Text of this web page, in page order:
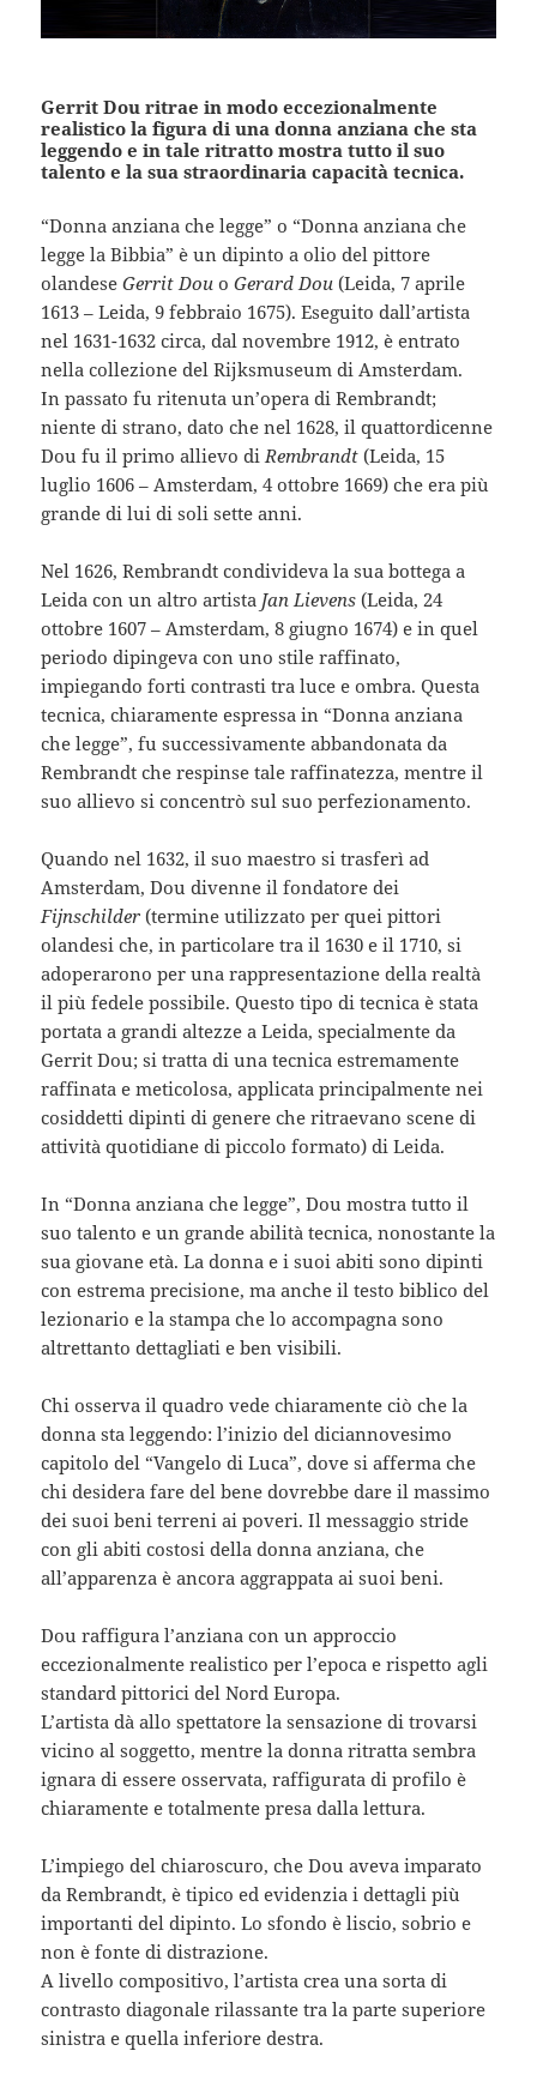
Gerrit Dou ritrae in modo eccezionalmente
realistico la figura di una donna anziana che sta
leggendo e in tale ritratto mostra tutto il suo
talento e la sua straordinaria capacità tecnica.
“Donna anziana che legge” o “Donna anziana che
legge la Bibbia” è un dipinto a olio del pittore
olandeseGerrit Dou oGerard Dou (Leida, 7 aprile
1613 – Leida, 9 febbraio 1675). Eseguito dall’artista
nel 1631-1632 circa, dal novembre 1912, è entrato
nella collezione del Rijksmuseum di Amsterdam.
In passato fu ritenuta un’opera di Rembrandt;
niente di strano, dato che nel 1628, il quattordicenne
Dou fu il primo allievo diRembrandt(Leida, 15
luglio 1606 – Amsterdam, 4 ottobre 1669) che era più
grande di lui di soli sette anni.
Nel 1626, Rembrandt condivideva la sua bottega a
Leida con un altro artista Jan Lievens (Leida, 24
ottobre 1607 – Amsterdam, 8 giugno 1674) e in quel
periodo dipingeva con uno stile raffinato,
impiegando forti contrasti tra luce e ombra. Questa
tecnica, chiaramente espressa in “Donna anziana
che legge”, fu successivamente abbandonata da
Rembrandt che respinse tale raffinatezza, mentre il
suo allievo si concentrò sul suo perfezionamento.
Quando nel 1632, il suo maestro si trasferì ad
Amsterdam, Dou divenne il fondatore dei
Fijnschilder(termine utilizzato per quei pittori
olandesi che, in particolare tra il 1630 e il 1710, si
adoperarono per una rappresentazione della realtà
il più fedele possibile. Questo tipo di tecnica è stata
portata a grandi altezze a Leida, specialmente da
Gerrit Dou; si tratta di una tecnica estremamente
raffinata e meticolosa, applicata principalmente nei
cosiddetti dipinti di genere che ritraevano scene di
attività quotidiane di piccolo formato) di Leida.
In “Donna anziana che legge”, Dou mostra tutto il
suo talento e un grande abilità tecnica, nonostante la
sua giovane età. La donna e i suoi abiti sono dipinti
con estrema precisione, ma anche il testo biblico del
lezionario e la stampa che lo accompagna sono
altrettanto dettagliati e ben visibili.
Chi osserva il quadro vede chiaramente ciò che la
donna sta leggendo: l’inizio del diciannovesimo
capitolo del “Vangelo di Luca”, dove si afferma che
chi desidera fare del bene dovrebbe dare il massimo
dei suoi beni terreni ai poveri. Il messaggio stride
con gli abiti costosi della donna anziana, che
all’apparenza è ancora aggrappata ai suoi beni.
Dou raffigura l’anziana con un approccio
eccezionalmente realistico per l’epoca e rispetto agli
standard pittorici del Nord Europa.
L’artista dà allo spettatore la sensazione di trovarsi
vicino al soggetto, mentre la donna ritratta sembra
ignara di essere osservata, raffigurata di profilo è
chiaramente e totalmente presa dalla lettura.
L’impiego del chiaroscuro, che Dou aveva imparato
da Rembrandt, è tipico ed evidenzia i dettagli più
importanti del dipinto. Lo sfondo è liscio, sobrio e
non è fonte di distrazione.
A livello compositivo, l’artista crea una sorta di
contrasto diagonale rilassante tra la parte superiore
sinistra e quella inferiore destra.